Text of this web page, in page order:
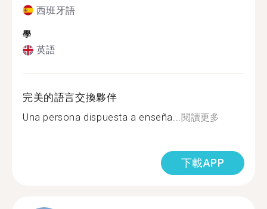
西班牙語
學
英語
完美的語言交換夥伴
Una persona dispuesta a enseña...閱讀更多
下載APP